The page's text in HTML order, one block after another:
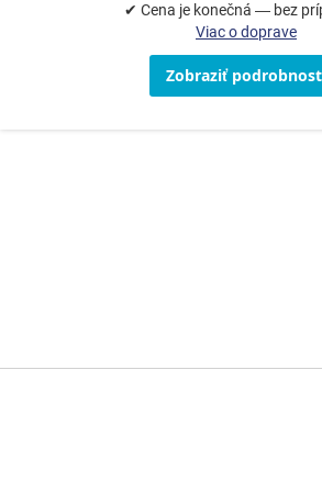
✔ Cena je konečná — bez
Viac o doprave
Zobraziť